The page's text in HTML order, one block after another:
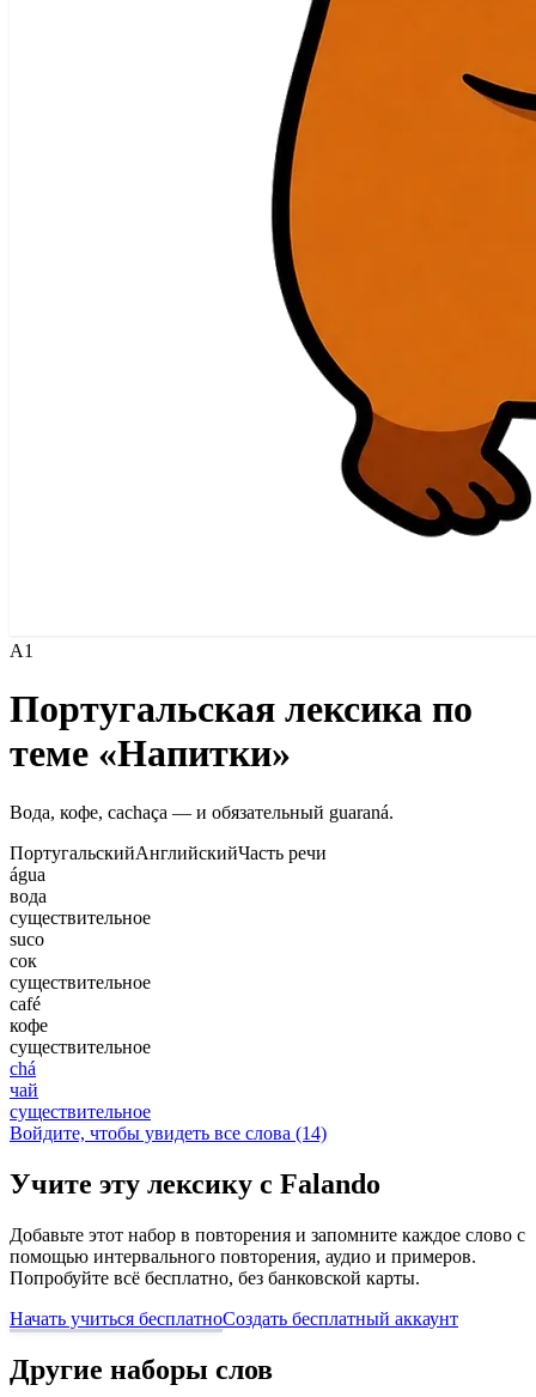
A1
Португальская лексика по
теме «Напитки»
Вода, кофе, cachaça — и обязательный guaraná.
ПортугальскийАнглийскийЧасть речи
água
вода
существительное
suco
сок
существительное
café
кофе
существительное
chá
чай
существительное
Войдите, чтобы увидеть все слова (14)
Учите эту лексику с Falando
Добавьте этот набор в повторения и запомните каждое слово с
помощью интервального повторения, аудио и примеров.
Попробуйте всё бесплатно, без банковской карты.
Начать учиться бесплатноСоздать бесплатный аккаунт
Другие наборы слов